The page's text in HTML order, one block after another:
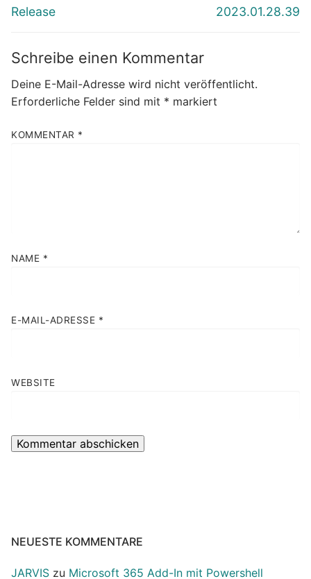
Release
2023.01.28.39
Schreibe einen Kommentar
Deine E-Mail-Adresse wird nicht veröffentlicht.
Erforderliche Felder sind mit * markiert
KOMMENTAR *
NAME *
E-MAIL-ADRESSE *
WEBSITE
NEUESTE KOMMENTARE
JARVIS zu Microsoft 365 Add-In mit Powershell